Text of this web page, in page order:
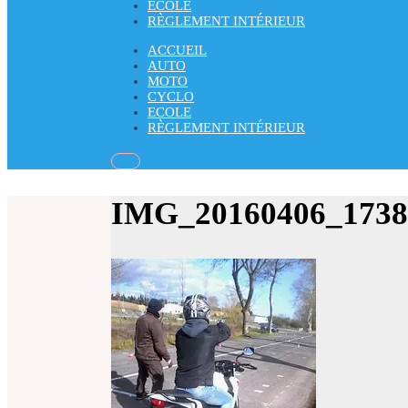
ECOLE
RÈGLEMENT INTÉRIEUR
ACCUEIL
AUTO
MOTO
CYCLO
ECOLE
RÈGLEMENT INTÉRIEUR